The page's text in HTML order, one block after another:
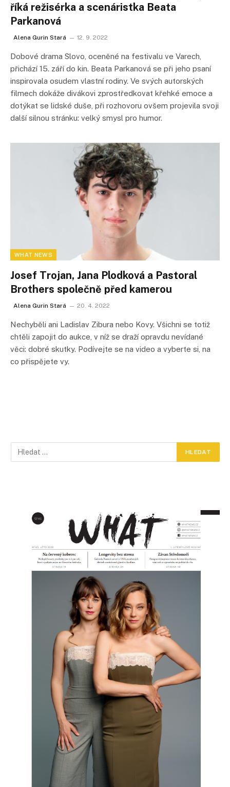
říká režisérka a scenáristka Beata
Parkanová
Alena Gurin Stará 12. 9. 2022
Dobové drama Slovo, oceněné na festivalu ve Varech,
přichází 15. září do kin. Beata Parkanová se při jeho psaní
inspirovala osudem vlastní rodiny. Ve svých autorských
filmech dokáže divákovi zprostředkovat křehké emoce a
dotýkat se lidské duše, při rozhovoru ovšem projevila svoji
další silnou stránku: velký smysl pro humor.
WHAT NEWS
Josef Trojan, Jana Plodková a Pastoral
Brothers společně před kamerou
Alena Gurin Stará 20. 4. 2022
Nechyběli ani Ladislav Zibura nebo Kovy. Všichni se totiž
chtěli zapojit do aukce, v níž se draží opravdu nevídané
věci: dobré skutky. Podívejte se na video a vyberte si, na
co přispějete vy.